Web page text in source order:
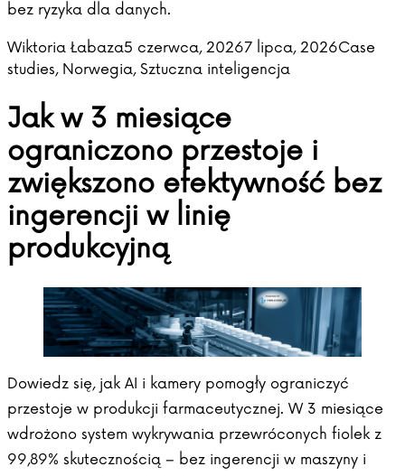
bez ryzyka dla danych.
Posted by
Wiktoria Łabaza5 czerwca, 20267 lipca, 2026Posted in
Case
studies, Norwegia, Sztuczna inteligencja
Jak w 3 miesiące
ograniczono przestoje i
zwiększono efektywność bez
ingerencji w linię
produkcyjną
Dowiedz się, jak AI i kamery pomogły ograniczyć
przestoje w produkcji farmaceutycznej. W 3 miesiące
wdrożono system wykrywania przewróconych fiolek z
99,89% skutecznością – bez ingerencji w maszyny i